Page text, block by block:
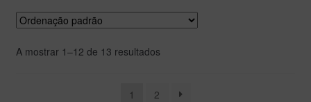
Checkout
Comissão organizadora
A mostrar 1–12 de 13 resultados
1 2